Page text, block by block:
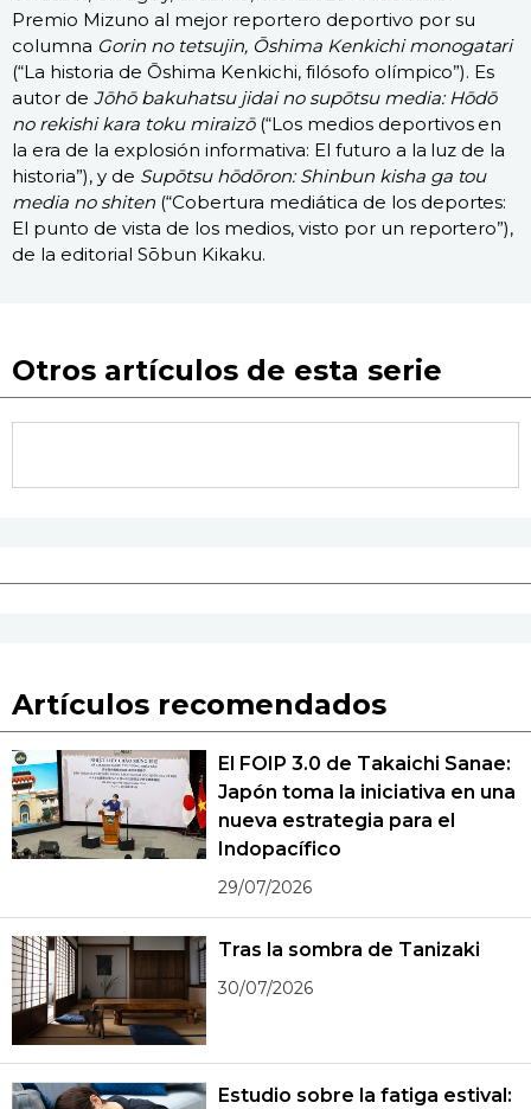
Premio Mizuno al mejor reportero deportivo por su
columna Gorin no tetsujin, Ōshima Kenkichi monogatari
(“La historia de Ōshima Kenkichi, filósofo olímpico”). Es
autor de Jōhō bakuhatsu jidai no supōtsu media: Hōdō
no rekishi kara toku miraizō(“Los medios deportivos en
la era de la explosión informativa: El futuro a la luz de la
historia”), y de Supōtsu hōdōron: Shinbun kisha ga tou
media no shiten(“Cobertura mediática de los deportes:
El punto de vista de los medios, visto por un reportero”),
de la editorial Sōbun Kikaku.
Otros artículos de esta serie
Artículos recomendados
El FOIP 3.0 de Takaichi Sanae:
Japón toma la iniciativa en una
nueva estrategia para el
Indopacífico
29/07/2026
Tras la sombra de Tanizaki
30/07/2026
Estudio sobre la fatiga estival: